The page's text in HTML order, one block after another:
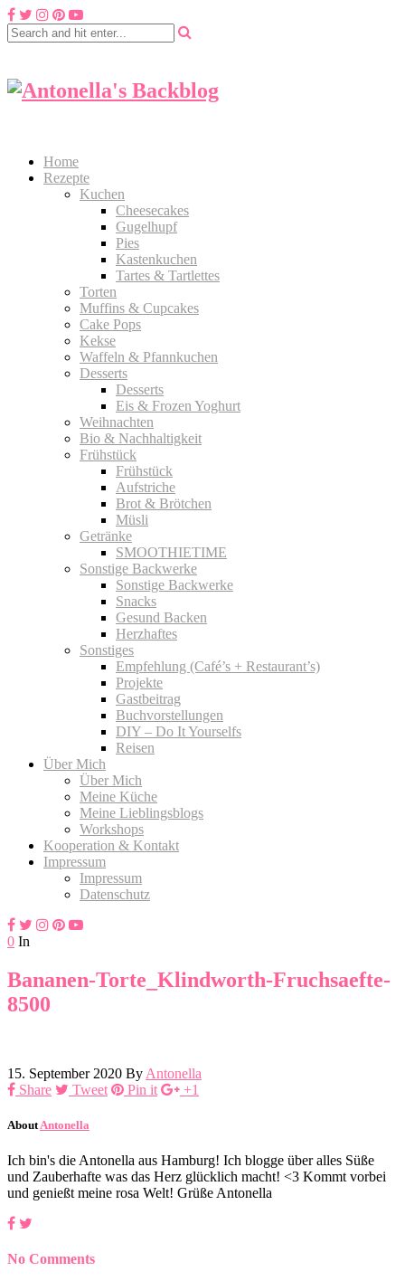
Home
Rezepte
Kuchen
Cheesecakes
Gugelhupf
Pies
Kastenkuchen
Tartes & Tartlettes
Torten
Muffins & Cupcakes
Cake Pops
Kekse
Waffeln & Pfannkuchen
Desserts
Desserts
Eis & Frozen Yoghurt
Weihnachten
Bio & Nachhaltigkeit
Frühstück
Frühstück
Aufstriche
Brot & Brötchen
Müsli
Getränke
SMOOTHIETIME
Sonstige Backwerke
Sonstige Backwerke
Snacks
Gesund Backen
Herzhaftes
Sonstiges
Empfehlung (Café’s + Restaurant’s)
Projekte
Gastbeitrag
Buchvorstellungen
DIY – Do It Yourselfs
Reisen
Über Mich
Über Mich
Meine Küche
Meine Lieblingsblogs
Workshops
Kooperation & Kontakt
Impressum
Impressum
Datenschutz
0 In
Bananen-Torte_Klindworth-Fruchsaefte-
8500
15. September 2020 By Antonella
Share
Tweet Pin it +1
About Antonella
Ich bin's die Antonella aus Hamburg! Ich blogge über alles Süße
und Zauberhafte was das Herz glücklich macht! <3 Kommt vorbei
und genießt meine rosa Welt! Grüße Antonella
No Comments